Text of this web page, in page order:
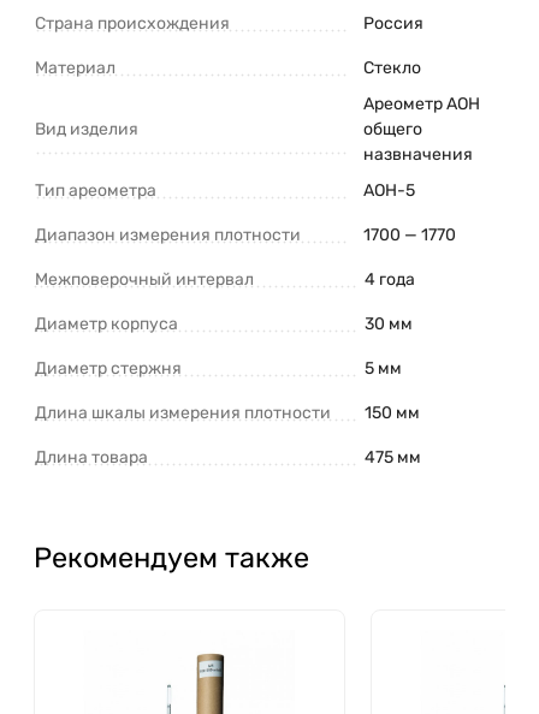
Страна происхождения Россия
Материал Стекло
Вид изделия
Ареометр АОН
общего
назвначения
Тип ареометра
АОН-5
Диапазон измерения плотности 1700 — 1770
Межповерочный интервал 4 года
Диаметр корпуса 30 мм
Диаметр стержня 5 мм
Длина шкалы измерения плотности 150 мм
Длина товара 475 мм
Рекомендуем также